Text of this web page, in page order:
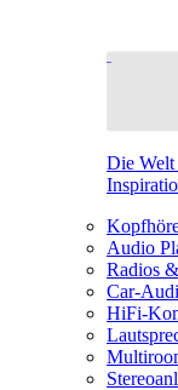
Die Welt
Audio
Radios
Car-
HiFi-